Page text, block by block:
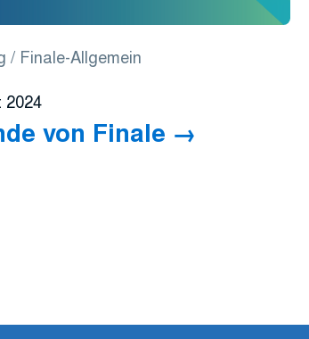
Finale-Allgemein
2024
von Finale